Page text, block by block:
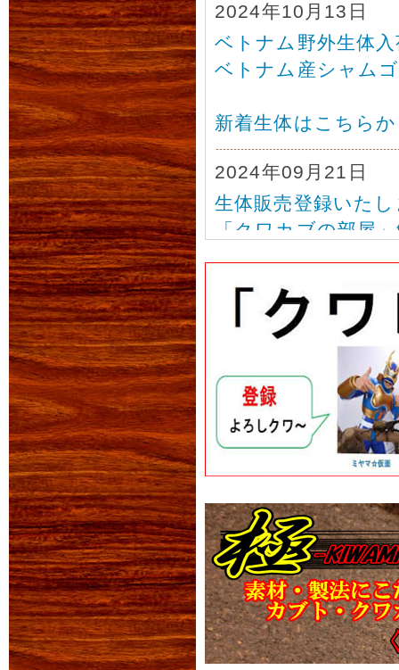
2024年10月13日
ベトナム野外生体
ベトナム産シャム
新着生体はこちら
2024年09月21日
生体販売登録いた
「クワカブの部屋
新着生体はこちら
2024年09月23日
タイ・ラオス野外
秋の風物詩ゴホン
新着生体はこちら
ボルネオ・カリマ
新着生体はこちら
2019年01月03日
新春特別商品の全